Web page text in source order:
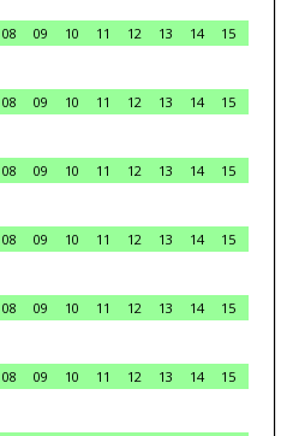
08 09 10 11 12 13 14
15
08 09 10 11 12 13 14
15
08 09 10 11 12 13 14
15
08 09 10 11 12 13 14
15
08 09 10 11 12 13 14
15
08 09 10 11 12 13 14
15